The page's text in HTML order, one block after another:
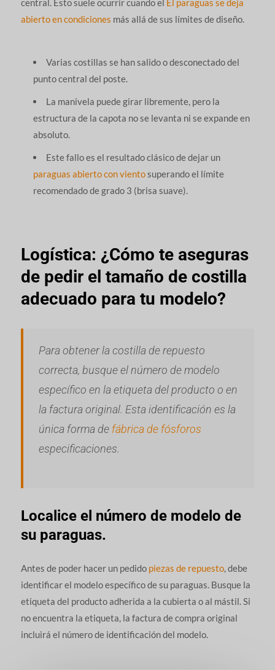
central. Esto suele ocurrir cuando el El paraguas se deja
abierto en condiciones más allá de sus límites de diseño.
Varias costillas se han salido o desconectado del
punto central del poste.
La manivela puede girar libremente, pero la
estructura de la capota no se levanta ni se expande en
absoluto.
Este fallo es el resultado clásico de dejar un
paraguas abierto con vientosuperando el límite
recomendado de grado 3 (brisa suave).
Logística: ¿Cómo te aseguras
de pedir el tamaño de costilla
adecuado para tu modelo?
Para obtener la costilla de repuesto
correcta, busque el número de modelo
específico en la etiqueta del producto o en
la factura original. Esta identificación es la
única forma de fábrica de fósforos
especificaciones.
Localice el número de modelo de
su paraguas.
Antes de poder hacer un pedido piezas de repuesto, debe
identificar el modelo específico de su paraguas. Busque la
etiqueta del producto adherida a la cubierta o al mástil. Si
no encuentra la etiqueta, la factura de compra original
incluirá el número de identificación del modelo.